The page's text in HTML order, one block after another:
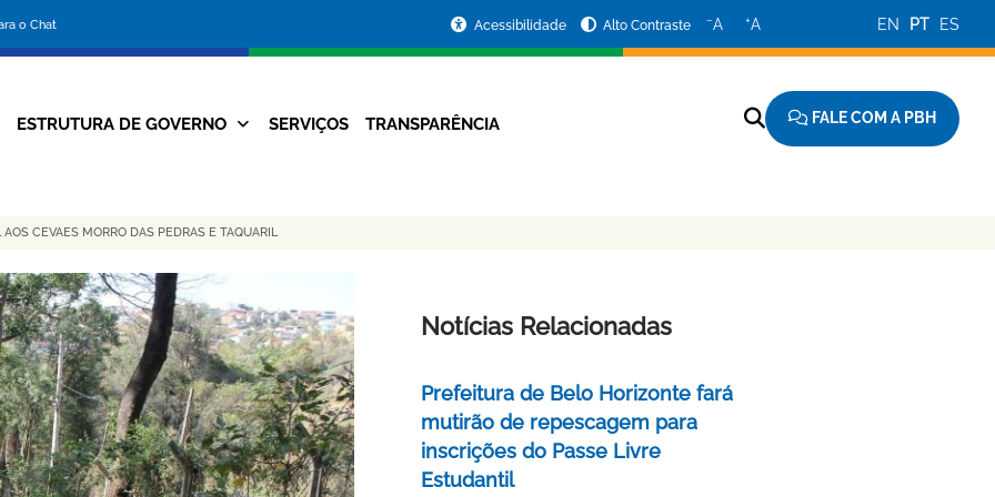
o Chat
da
Prefeitura
Acessibilidade Alto Contraste −A +A EN PT ES
Navegação
ESTRUTURA DE GOVERNO SERVIÇOS TRANSPARÊNCIA FALE COM A PBH
CEVAES MORRO DAS PEDRAS E TAQUARIL
Notícias Relacionadas
Prefeitura de Belo Horizonte fará
mutirão de repescagem para
inscrições do Passe Livre
Estudantil